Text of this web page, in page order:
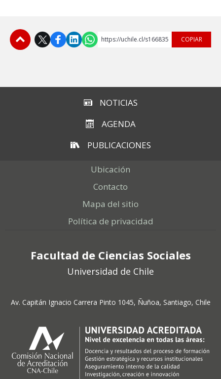
https://uchile.cl/s166835 COPIAR
NOTICIAS
AGENDA
PUBLICACIONES
Ubicación
Contacto
Mapa del sitio
Política de privacidad
Facultad de Ciencias Sociales
Universidad de Chile
Av. Capitán Ignacio Carrera Pinto 1045, Ñuñoa, Santiago, Chile